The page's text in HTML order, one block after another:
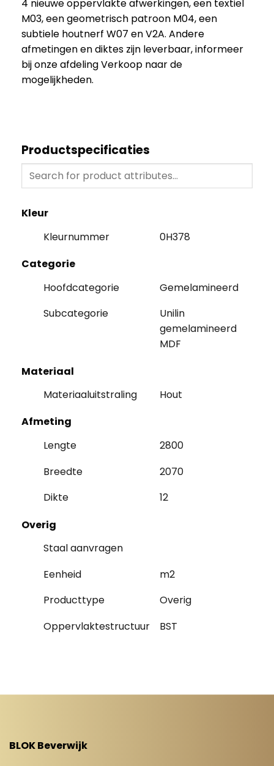
4 nieuwe oppervlakte afwerkingen, een textiel
M03, een geometrisch patroon M04, een
subtiele houtnerf W07 en V2A. Andere
afmetingen en diktes zijn leverbaar, informeer
bij onze afdeling Verkoop naar de
mogelijkheden.
Productspecificaties
Kleur
Kleurnummer
0H378
Categorie
Hoofdcategorie
Gemelamineerd
Subcategorie
Unilin
gemelamineerd
MDF
Materiaal
Materiaaluitstraling
Hout
Afmeting
Lengte
2800
Breedte
2070
Dikte
12
Overig
Staal aanvragen
Eenheid
m2
Producttype
Overig
Oppervlaktestructuur
BST
BLOK Beverwijk